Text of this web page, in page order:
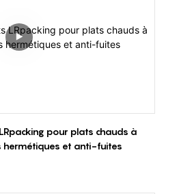
pour plats chauds à
hermétiques et anti-fuites